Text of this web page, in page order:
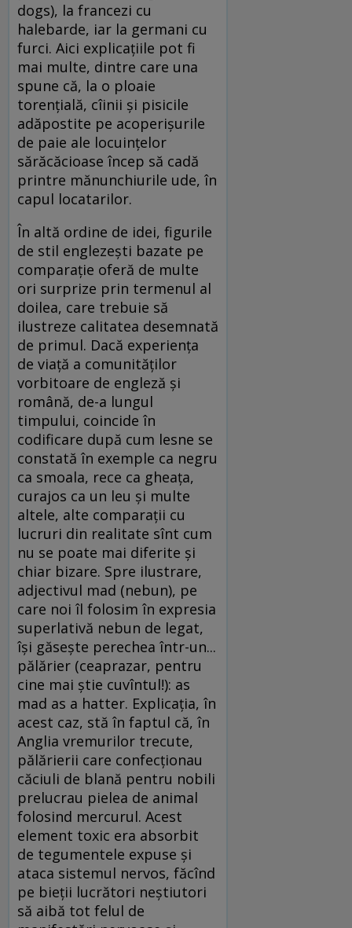
dogs), la francezi cu
halebarde, iar la germani cu
furci. Aici explicațiile pot fi
mai multe, dintre care una
spune că, la o ploaie
torențială, cîinii și pisicile
adăpostite pe acoperișurile
de paie ale locuințelor
sărăcăcioase încep să cadă
printre mănunchiurile ude, în
capul locatarilor.
În altă ordine de idei, figurile
de stil englezești bazate pe
comparație oferă de multe
ori surprize prin termenul al
doilea, care trebuie să
ilustreze calitatea desemnată
de primul. Dacă experiența
de viață a comunităților
vorbitoare de engleză și
română, de-a lungul
timpului, coincide în
codificare după cum lesne se
constată în exemple ca negru
ca smoala, rece ca gheața,
curajos ca un leu și multe
altele, alte comparații cu
lucruri din realitate sînt cum
nu se poate mai diferite și
chiar bizare. Spre ilustrare,
adjectivul mad (nebun), pe
care noi îl folosim în expresia
superlativă nebun de legat,
își găsește perechea într-un...
pălărier (ceaprazar, pentru
cine mai știe cuvîntul!): as
mad as a hatter. Explicația, în
acest caz, stă în faptul că, în
Anglia vremurilor trecute,
pălărierii care confecționau
căciuli de blană pentru nobili
prelucrau pielea de animal
folosind mercurul. Acest
element toxic era absorbit
de tegumentele expuse și
ataca sistemul nervos, făcînd
pe bieții lucrători neștiutori
să aibă tot felul de